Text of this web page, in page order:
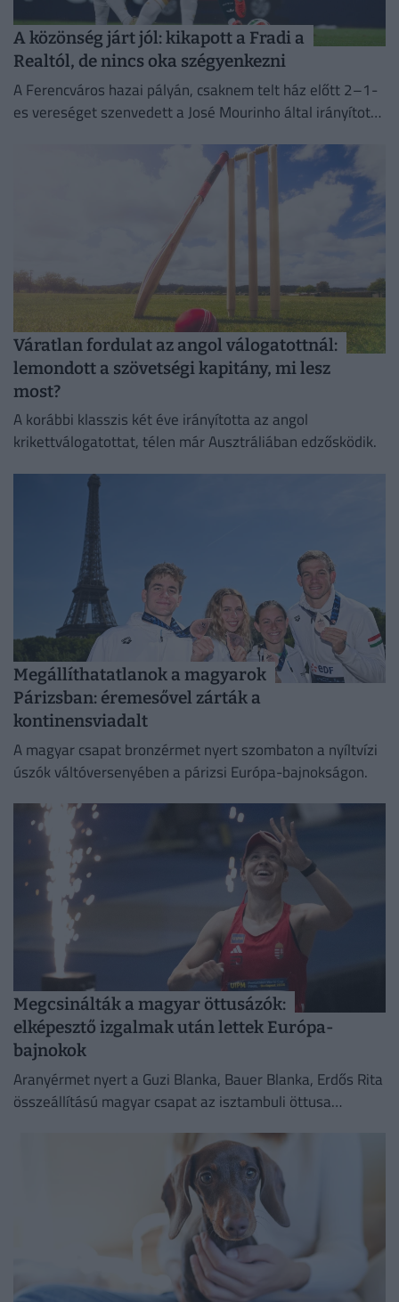
A közönség járt jól: kikapott a Fradi a
Realtól, de nincs oka szégyenkezni
A Ferencváros hazai pályán, csaknem telt ház előtt 2–1-
es vereséget szenvedett a José Mourinho által irányított
Váratlan fordulat az angol válogatottnál:
lemondott a szövetségi kapitány, mi lesz
most?
A korábbi klasszis két éve irányította az angol
krikettválogatottat, télen már Ausztráliában edzősködik.
Megállíthatatlanok a magyarok
Párizsban: éremesővel zárták a
kontinensviadalt
A magyar csapat bronzérmet nyert szombaton a nyíltvízi
úszók váltóversenyében a párizsi Európa-bajnokságon.
Megcsinálták a magyar öttusázók:
elképesztő izgalmak után lettek Európa-
bajnokok
Aranyérmet nyert a Guzi Blanka, Bauer Blanka, Erdős Rita
összeállítású magyar csapat az isztambuli öttusa